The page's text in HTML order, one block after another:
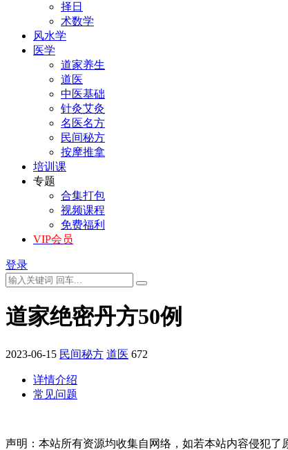
择日
术数学
风水学
医学
道家养生
道医
中医基础
针灸艾灸
名医名方
民间秘方
按摩推拿
培训课
专题
合集打包
视频课程
免费福利
VIP会员
登录
道家绝密丹方50例
2023-06-15 民间秘方 道医 672
详情介绍
常见问题
声明：本站所有资源均收集自网络，如若本站内容侵犯了